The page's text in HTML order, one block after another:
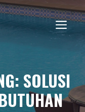
SOLUSI